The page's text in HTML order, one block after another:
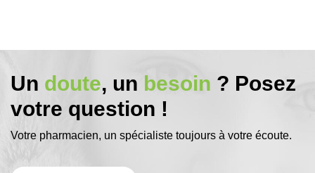
Un doute, un besoin ? Posez
votre question !
Votre pharmacien, un spécialiste toujours à votre écoute.